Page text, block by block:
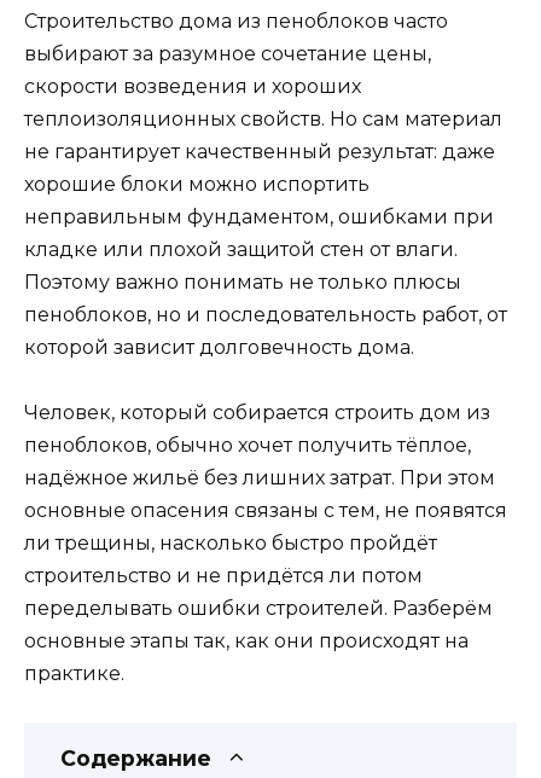
Строительство дома из пеноблоков часто
выбирают за разумное сочетание цены,
скорости возведения и хороших
теплоизоляционных свойств. Но сам материал
не гарантирует качественный результат: даже
хорошие блоки можно испортить
неправильным фундаментом, ошибками при
кладке или плохой защитой стен от влаги.
Поэтому важно понимать не только плюсы
пеноблоков, но и последовательность работ, от
которой зависит долговечность дома.
Человек, который собирается строить дом из
пеноблоков, обычно хочет получить тёплое,
надёжное жильё без лишних затрат. При этом
основные опасения связаны с тем, не появятся
ли трещины, насколько быстро пройдёт
строительство и не придётся ли потом
переделывать ошибки строителей. Разберём
основные этапы так, как они происходят на
практике.
Содержание